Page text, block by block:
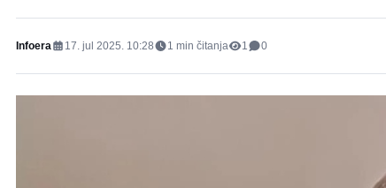
Infoera 17. jul 2025. 10:28 1 min čitanja 1 0